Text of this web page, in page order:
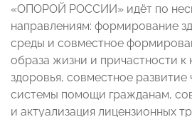
«ОПОРОЙ РОССИИ» идёт по
направлениям: формирование
среды и совместное
образа жизни и причастности к
здоровья, совместное развитие
системы помощи гражданам,
и актуализация лицензионных